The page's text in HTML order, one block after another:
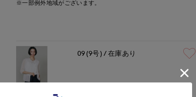
※一部例外地域がございます。
オフホワイト
09(9号) 在庫あり